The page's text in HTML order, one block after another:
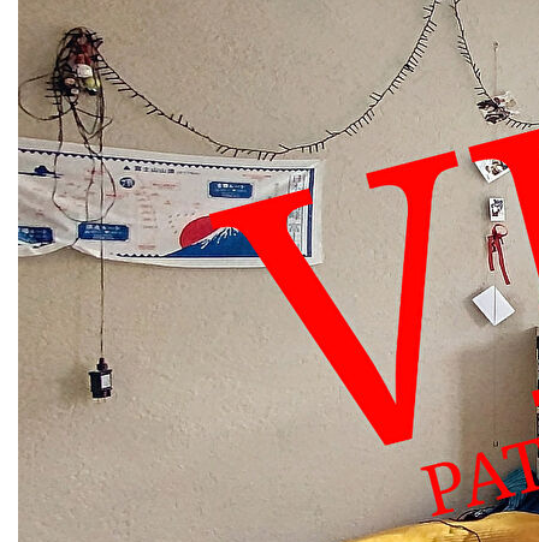
Description
Réf : 954
EXCLUSIVITE
Centre ville à 2 mn du RER et aux pieds des commerces,
au troisième étage d'une petite copropriété ancienne, studio
de 32.36 m2 au calme sur cour offrant : entrée, pièce a
vivre avec cuisine ouverte équipée donnant sur cour,
rangements et salle de bains avec wc.
Emplacement recherché, au calme sur cour et proche de
toutes commodités.
Actuellement loué : 678 euros hors charges + 60 euros
charges = 738 euros charges comprises, bail non meublé
en date du 28.03.2020
Copropriété de lots
Prix incluant 4.57 % d'honoraires charge acquéreur
( 230 000 Euros Honoraires Exclus )